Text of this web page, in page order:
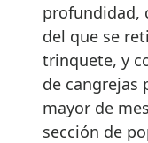
profundidad,
del que se
trinquete, y
de cangrejas
mayor de
sección de